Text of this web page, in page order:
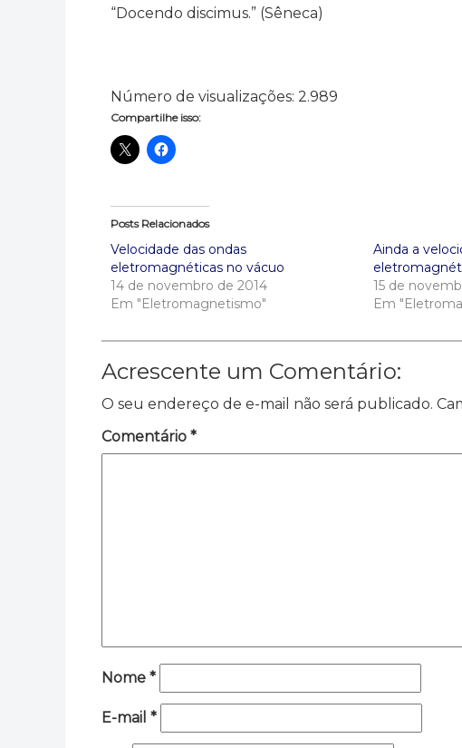
“Docendo discimus.” (Sêneca)
Número de visualizações: 2.989
Compartilhe isso:
Posts Relacionados
Velocidade das ondas
eletromagnéticas no vácuo
14 de novembro de 2014
Em "Eletromagnetismo"
Ainda a
15 de
Em
Acrescente um Comentário:
O seu endereço de e-mail não será publicado.
Comentário *
Nome *
E-mail *